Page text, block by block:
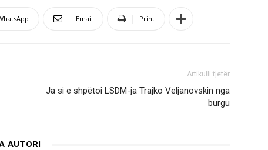
Email Print
Artikulli tjetër
Ja si e shpëtoi LSDM-ja Trajko Veljanovskin nga
burgu
AUTORI